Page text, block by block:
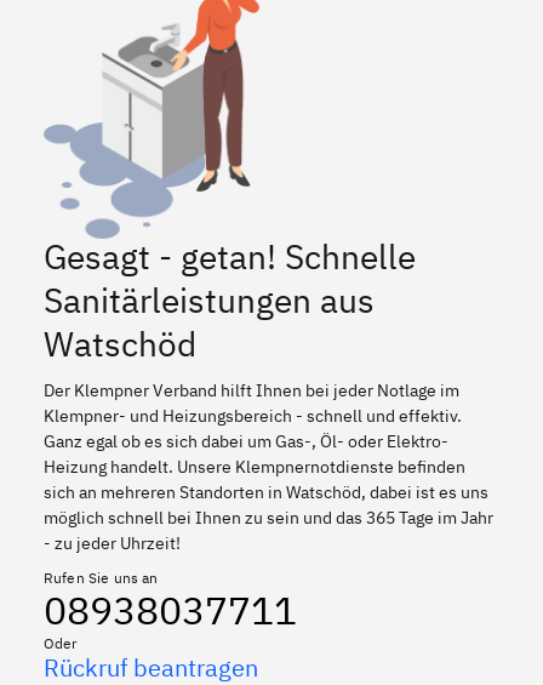
Gesagt - getan! Schnelle
Sanitärleistungen aus
Watschöd
Der Klempner Verband hilft Ihnen bei jeder Notlage im
Klempner- und Heizungsbereich - schnell und effektiv.
Ganz egal ob es sich dabei um Gas-, Öl- oder Elektro-
Heizung handelt. Unsere Klempnernotdienste befinden
sich an mehreren Standorten in Watschöd, dabei ist es uns
möglich schnell bei Ihnen zu sein und das 365 Tage im Jahr
- zu jeder Uhrzeit!
Rufen Sie uns an
08938037711
Oder
Rückruf beantragen